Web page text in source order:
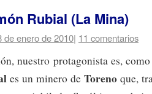
Rubial (La Mina)
de enero de 2010| 11 comentarios
nuestro protagonista es,
es un minero de Torenoque,